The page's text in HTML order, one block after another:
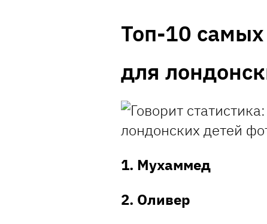
Топ-10
для
1. Мухаммед
2. Оливер